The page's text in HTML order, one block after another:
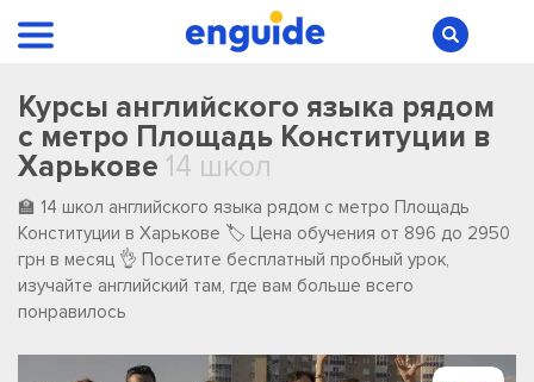
Курсы английского языка рядом
с метро Площадь Конституции в
Харькове 14 школ
🏫 14 школ английского языка рядом с метро Площадь
Конституции в Харькове 🏷️ Цена обучения от 896 до 2950
грн в месяц 👌 Посетите бесплатный пробный урок,
изучайте английский там, где вам больше всего
понравилось